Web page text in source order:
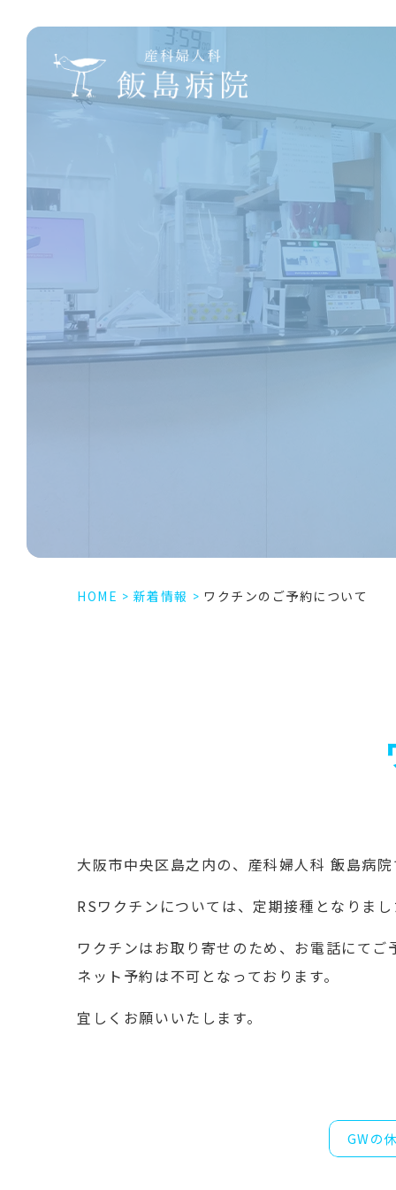
HOME > 新着情報 > ワクチンのご予約について
大阪市中央区島之内の、産科婦人科 飯島病
RSワクチンについては、定期接種となりま
ワクチンはお取り寄せのため、お電話にてご
ネット予約は不可となっております。
宜しくお願いいたします。
GWの